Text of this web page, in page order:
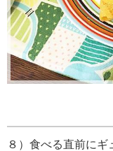
８）食べる直前にギ